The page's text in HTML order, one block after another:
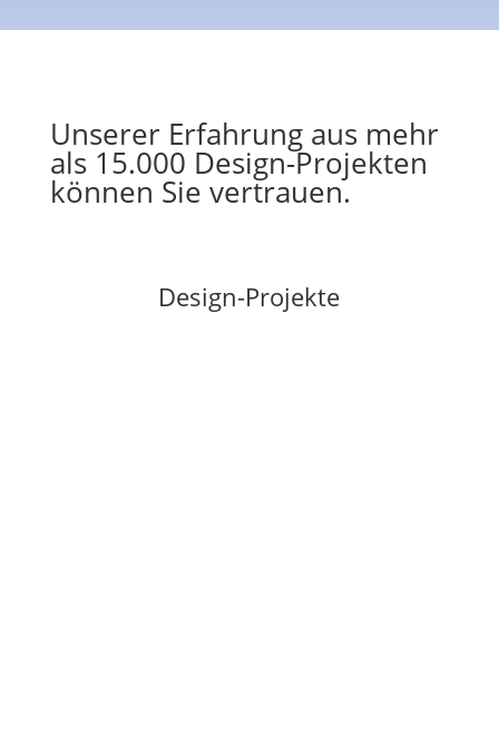
Unserer Erfahrung aus mehr
als 15.000 Design-Projekten
können Sie vertrauen.
Design-Projekte